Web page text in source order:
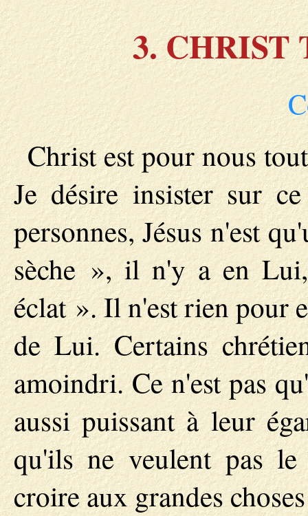
3. CHRIST
Christ est pour nous
Je désire insister sur
personnes, Jésus n'est
sèche », il n'y a en
éclat ». Il n'est rien pour
de Lui. Certains
amoindri. Ce n'est pas
aussi puissant à leur
qu'ils ne veulent pas
croire aux grandes